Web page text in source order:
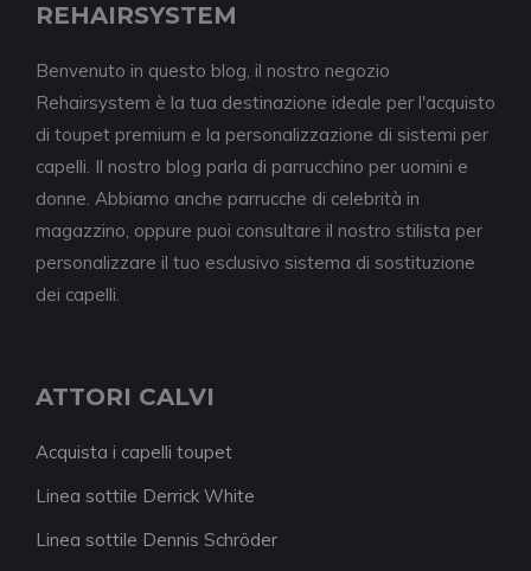
REHAIRSYSTEM
Benvenuto in questo blog, il nostro negozio
Rehairsystem è la tua destinazione ideale per l'acquisto
di toupet premium e la personalizzazione di sistemi per
capelli. Il nostro blog parla di parrucchino per uomini e
donne. Abbiamo anche parrucche di celebrità in
magazzino, oppure puoi consultare il nostro stilista per
personalizzare il tuo esclusivo sistema di sostituzione
dei capelli.
ATTORI CALVI
Acquista i capelli toupet
Linea sottile Derrick White
Linea sottile Dennis Schröder